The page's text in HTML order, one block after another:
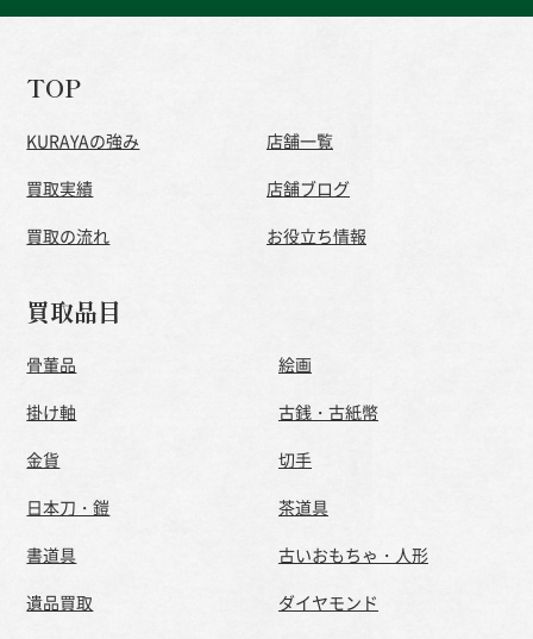
TOP
KURAYAの強み
買取実績
買取の流れ
店舗一覧
店舗ブログ
お役立ち情報
買取品目
骨董品
絵画
掛け軸
古銭・古紙幣
金貨
切手
日本刀・鎧
茶道具
書道具
古いおもちゃ・人形
遺品買取
ダイヤモンド